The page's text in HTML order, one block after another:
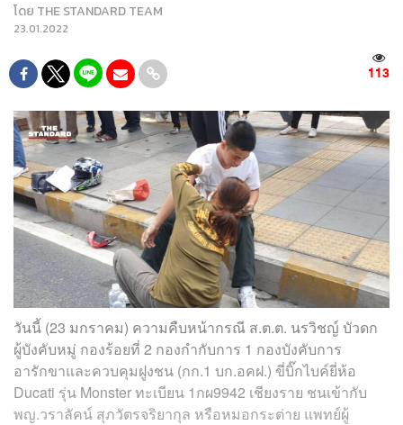
โดย THE STANDARD TEAM
23.01.2022
113
วันนี้ (23 มกราคม) ความคืบหน้ากรณี ส.ต.ต. นรวิชญ์ บัวดก
ผู้บังคับหมู่ กองร้อยที่ 2 กองกำกับการ 1 กองบังคับการ
อารักขาและควบคุมฝูงชน (กก.1 บก.อคฝ.) ขี่บิ๊กไบค์ยี่ห้อ
Ducati รุ่น Monster ทะเบียน 1กผ9942 เชียงราย ชนเข้ากับ
พญ.วราลัคน์ สุภวัตรจริยากุล หรือหมอกระต่าย แพทย์ผู้